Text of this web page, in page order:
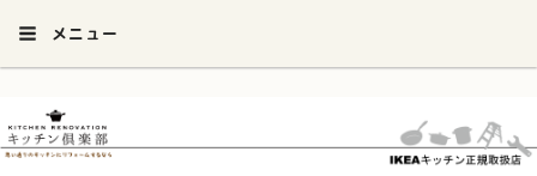
メニュー